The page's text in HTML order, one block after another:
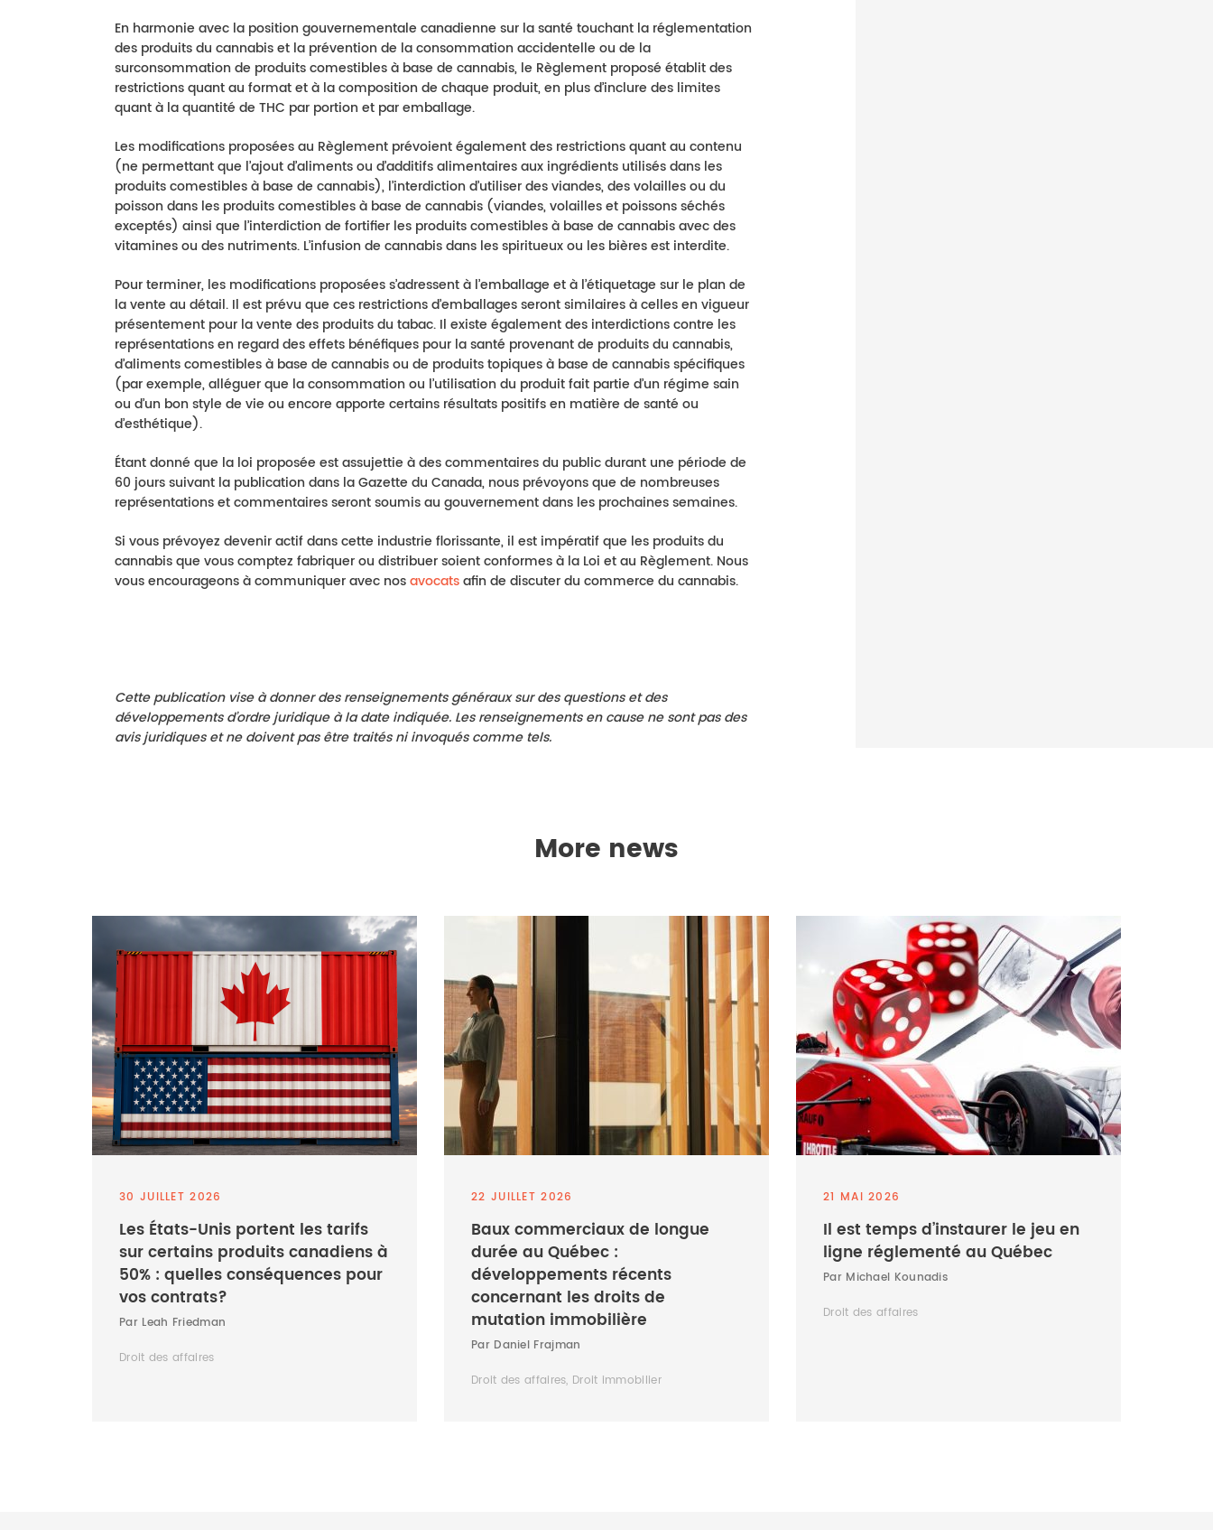
En harmonie avec la position gouvernementale canadienne sur la santé touchant la réglementation
des produits du cannabis et la prévention de la consommation accidentelle ou de la
surconsommation de produits comestibles à base de cannabis, le Règlement proposé établit des
restrictions quant au format et à la composition de chaque produit, en plus d’inclure des limites
quant à la quantité de THC par portion et par emballage.
Les modifications proposées au Règlement prévoient également des restrictions quant au contenu
(ne permettant que l’ajout d’aliments ou d’additifs alimentaires aux ingrédients utilisés dans les
produits comestibles à base de cannabis), l’interdiction d’utiliser des viandes, des volailles ou du
poisson dans les produits comestibles à base de cannabis (viandes, volailles et poissons séchés
exceptés) ainsi que l’interdiction de fortifier les produits comestibles à base de cannabis avec des
vitamines ou des nutriments. L’infusion de cannabis dans les spiritueux ou les bières est interdite.
Pour terminer, les modifications proposées s’adressent à l’emballage et à l’étiquetage sur le plan de
la vente au détail. Il est prévu que ces restrictions d’emballages seront similaires à celles en vigueur
présentement pour la vente des produits du tabac. Il existe également des interdictions contre les
représentations en regard des effets bénéfiques pour la santé provenant de produits du cannabis,
d’aliments comestibles à base de cannabis ou de produits topiques à base de cannabis spécifiques
(par exemple, alléguer que la consommation ou l’utilisation du produit fait partie d’un régime sain
ou d’un bon style de vie ou encore apporte certains résultats positifs en matière de santé ou
d’esthétique).
Étant donné que la loi proposée est assujettie à des commentaires du public durant une période de
60 jours suivant la publication dans la Gazette du Canada, nous prévoyons que de nombreuses
représentations et commentaires seront soumis au gouvernement dans les prochaines semaines.
Si vous prévoyez devenir actif dans cette industrie florissante, il est impératif que les produits du
cannabis que vous comptez fabriquer ou distribuer soient conformes à la Loi et au Règlement. Nous
vous encourageons à communiquer avec nosavocatsafin de discuter du commerce du cannabis.
Cette publication vise à donner des renseignements généraux sur des questions et des
développements d’ordre juridique à la date indiquée. Les renseignements en cause ne sont pas des
avis juridiques et ne doivent pas être traités ni invoqués comme tels.
More news
30 JUILLET 2026
Les États-Unis portent les tarifs
sur certains produits canadiens à
50% : quelles conséquences pour
vos contrats?
Par Leah Friedman
Droit des affaires
22 JUILLET 2026
Baux commerciaux de longue
durée au Québec :
développements récents
concernant les droits de
mutation immobilière
Par Daniel Frajman
Droit des affaires, Droit immobilier
21 MAI 2026
Il est temps d’instaurer le jeu en
ligne réglementé au Québec
Par Michael Kounadis
Droit des affaires